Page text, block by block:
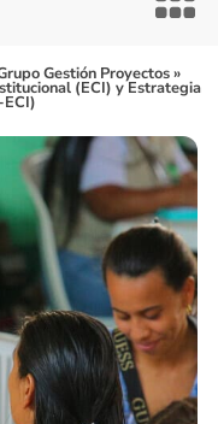
Gestión Proyectos»
(ECI) y Estrategia
ECI)